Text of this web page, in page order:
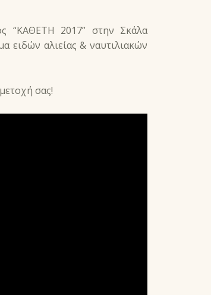
“ΚΑΘΕΤΗ 2017” στην Σκάλα
αλιείας & ναυτιλιακών
σας!